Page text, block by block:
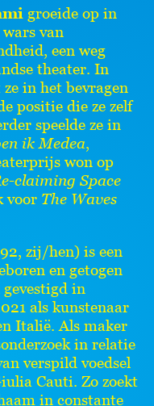
groeide op in
van
een weg
theater. In
in het bevragen
positie die ze zelf
speelde ze in
ik Medea,
won op
claiming Space
voor The Waves
zij/hen) is een
en getogen
in
als kunstenaar
Italië. Als maker
in relatie
verspild voedsel
Cauti. Zo zoekt
in constante